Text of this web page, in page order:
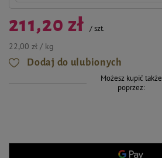
211,20 zł /szt.
22,00 zł / kg
Dodaj do ulubionych
Możesz kupić także
poprzez: